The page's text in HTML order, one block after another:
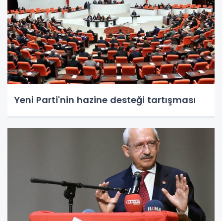
Yeni Parti'nin hazine desteği tartışması